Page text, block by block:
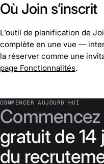
Où Join s’inscrit
L’outil de planification de
complète en une vue —
la réserver comme une
page Fonctionnalités.
COMMENCER AUJOURD'HUI
gratuit de 14
du